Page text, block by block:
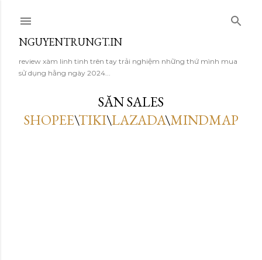
NGUYENTRUNGT.IN
review xàm linh tinh trên tay trải nghiệm những thứ mình mua
sử dụng hằng ngày 2024...
SĂN SALES
SHOPEE\TIKI\LAZADA\MINDMAP